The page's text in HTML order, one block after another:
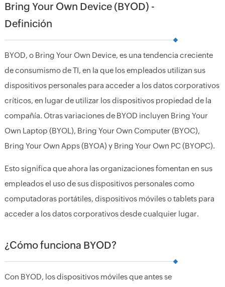
Bring Your Own Device (BYOD) -
Definición
BYOD, o Bring Your Own Device, es una tendencia creciente
de consumismo de TI, en la que los empleados utilizan sus
dispositivos personales para acceder a los datos corporativos
críticos, en lugar de utilizar los dispositivos propiedad de la
compañía. Otras variaciones de BYOD incluyen Bring Your
Own Laptop (BYOL), Bring Your Own Computer (BYOC),
Bring Your Own Apps (BYOA) y Bring Your Own PC (BYOPC).
Esto significa que ahora las organizaciones fomentan en sus
empleados el uso de sus dispositivos personales como
computadoras portátiles, dispositivos móviles o tablets para
acceder a los datos corporativos desde cualquier lugar.
¿Cómo funciona BYOD?
Con BYOD, los dispositivos móviles que antes se